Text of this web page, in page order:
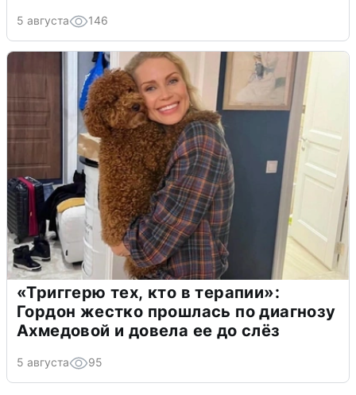
5 августа 146
«Триггерю тех, кто в терапии»:
Гордон жестко прошлась по диагнозу
Ахмедовой и довела ее до слёз
5 августа 95